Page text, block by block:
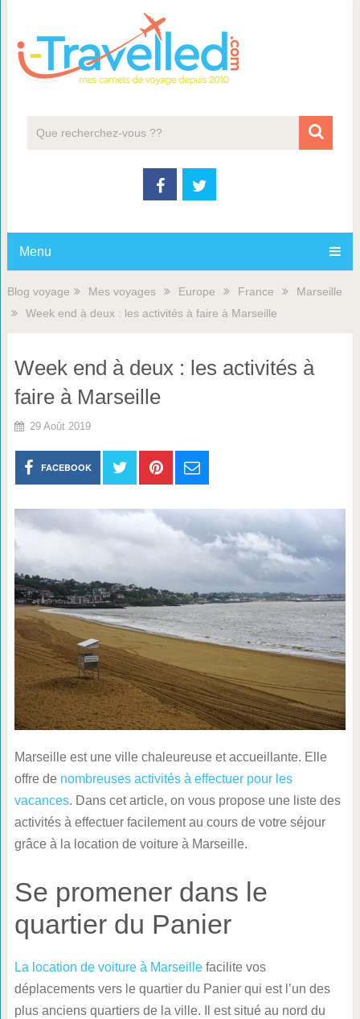
Menu
Blog voyage Mes voyages Europe France
Marseille
Week end à deux : les activités à faire à Marseille
Week end à deux : les activités à
faire à Marseille
29 Août 2019
FACEBOOK
Marseille est une ville chaleureuse et accueillante. Elle
offre de nombreuses activités à effectuer pour les
vacances. Dans cet article, on vous propose une liste des
activités à effectuer facilement au cours de votre séjour
grâce à la location de voiture à Marseille.
Se promener dans le
quartier du Panier
La location de voiture à Marseillefacilite vos
déplacements vers le quartier du Panier qui est l’un des
plus anciens quartiers de la ville. Il est situé au nord du